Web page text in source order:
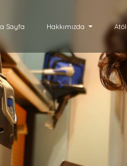
Sayfa Hakkımızda